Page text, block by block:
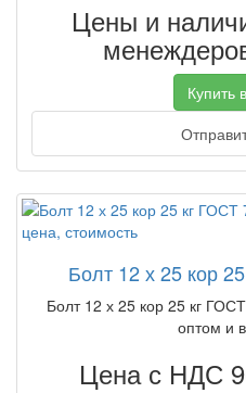
Цены и
Купить
Болт 12 х 25 кор
Болт 12 х 25 кор 25 кг
оптом и
Цена с НДС